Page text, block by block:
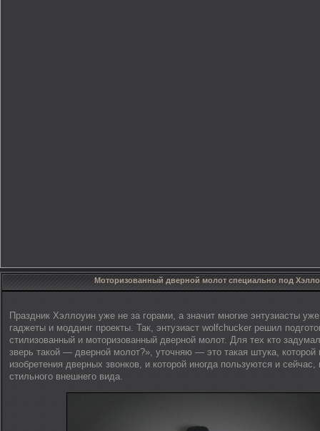
Моторизованный дверной молот специально под
Праздник Хэллоуин уже не за горами, а значит многие энтузиасты уже
гаджеты и моддинг проекты. Так, энтузиаст wolfchucker решил
стилизованный и моторизованный дверной молот. Для тех кто
зверь такой — дверной молот?», уточняю — это такая штука, которой
изобретения дверных звонков, и которой иногда пользуются и
стильного внешнего вида.